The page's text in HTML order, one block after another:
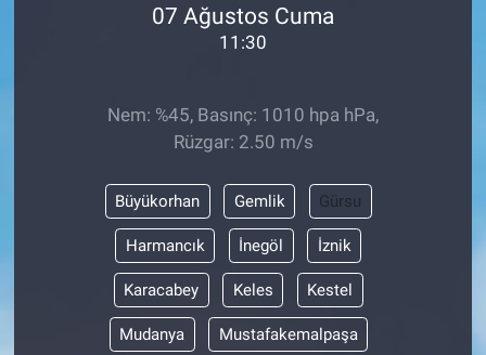
07 Ağustos Cuma
11:30
Nem: %45, Basınç: 1010 hpa hPa,
Rüzgar: 2.50 m/s
Büyükorhan Gemlik Gürsu
Harmancık İnegöl İznik
Karacabey Keles Kestel
Mudanya Mustafakemalpaşa